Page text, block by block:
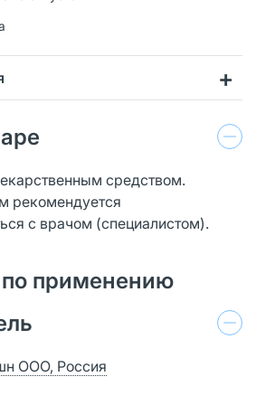
средством.
рекомендуется
с врачом (специалистом).
применению
ООО, Россия